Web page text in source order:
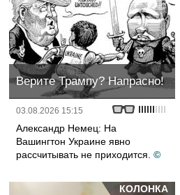
Верите Трампу? Напрасно!
03.08.2026 15:15
Александр Немец: На
Вашингтон Украине явно
рассчитывать не приходится. ©
КОЛОНКА